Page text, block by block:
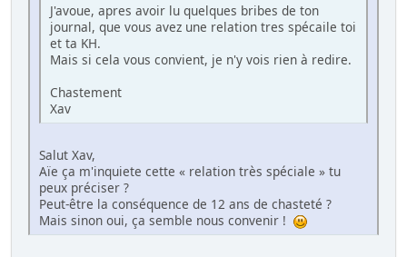
J'avoue, apres avoir lu quelques bribes de ton
journal, que vous avez une relation tres spécaile toi
et ta KH.
Mais si cela vous convient, je n'y vois rien à redire.
Chastement
Xav
Salut Xav,
Aïe ça m'inquiete cette « relation très spéciale » tu
peux préciser ?
Peut-être la conséquence de 12 ans de chasteté ?
Mais sinon oui, ça semble nous convenir !